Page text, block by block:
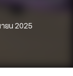
ยน 2025